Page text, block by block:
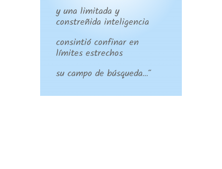
y una limitada y
constreñida inteligencia
consintió confinar en
límites estrechos
su campo de búsqueda…”